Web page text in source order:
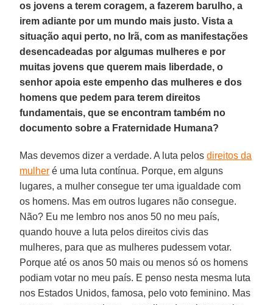
os jovens a terem coragem, a fazerem barulho, a
irem adiante por um mundo mais justo. Vista a
situação aqui perto, no Irã, com as manifestações
desencadeadas por algumas mulheres e por
muitas jovens que querem mais liberdade, o
senhor apoia este empenho das mulheres e dos
homens que pedem para terem direitos
fundamentais, que se encontram também no
documento sobre a Fraternidade Humana?
Mas devemos dizer a verdade. A luta pelosdireitos da
mulher é uma luta contínua. Porque, em alguns
lugares, a mulher consegue ter uma igualdade com
os homens. Mas em outros lugares não consegue.
Não? Eu me lembro nos anos 50 no meu país,
quando houve a luta pelos direitos civis das
mulheres, para que as mulheres pudessem votar.
Porque até os anos 50 mais ou menos só os homens
podiam votar no meu país. E penso nesta mesma luta
nos Estados Unidos, famosa, pelo voto feminino. Mas